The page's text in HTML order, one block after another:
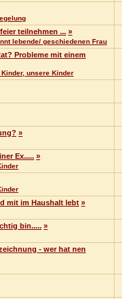
teilnehmen ... »
lebende/ geschiedenen Frau
Probleme mit einem
unsere Kinder
»
Ex..... »
mit im Haushalt lebt »
bin..... »
- wer hat nen